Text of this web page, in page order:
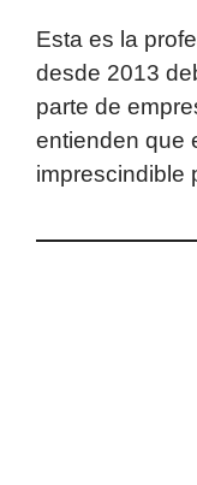
Esta es la
desde 2013
parte de
entienden que
imprescindible